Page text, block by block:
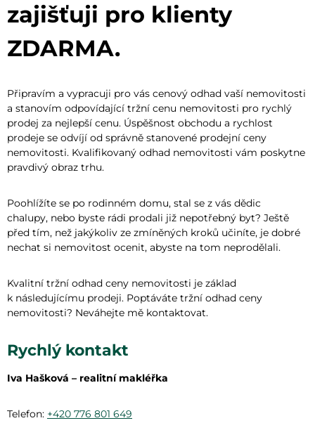
zajišťuji pro klienty
ZDARMA.
Připravím a vypracuji pro vás cenový odhad vaší nemovitosti
a stanovím odpovídající tržní cenu nemovitosti pro rychlý
prodej za nejlepší cenu. Úspěšnost obchodu a rychlost
prodeje se odvíjí od správně stanovené prodejní ceny
nemovitosti. Kvalifikovaný odhad nemovitosti vám poskytne
pravdivý obraz trhu.
Poohlížíte se po rodinném domu, stal se z vás dědic
chalupy, nebo byste rádi prodali již nepotřebný byt? Ještě
před tím, než jakýkoliv ze zmíněných kroků učiníte, je dobré
nechat si nemovitost ocenit, abyste na tom neprodělali.
Kvalitní tržní odhad ceny nemovitosti je základ
k následujícímu prodeji. Poptáváte tržní odhad ceny
nemovitosti? Neváhejte mě kontaktovat.
Rychlý kontakt
Iva Hašková – realitní makléřka
Telefon: +420 776 801 649